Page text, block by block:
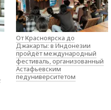
От Красноярска до
Джакарты: в Индонезии
пройдёт международный
фестиваль, организованный
Астафьевским
педуниверситетом